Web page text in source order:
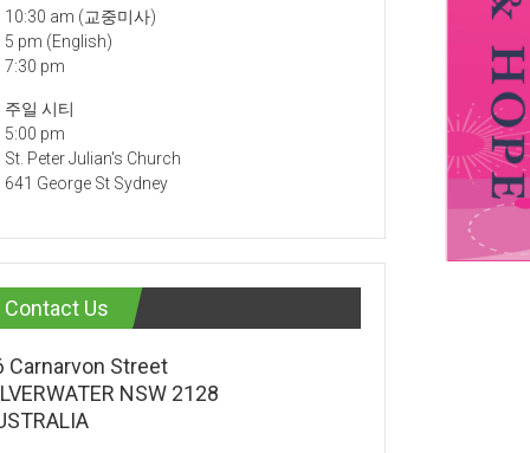
10:30 am (교중미사)
5 pm (English)
7:30 pm
주일 시티
5:00 pm
St. Peter Julian's Church
641 George St Sydney
Contact Us
Carnarvon Street
NSW 2128